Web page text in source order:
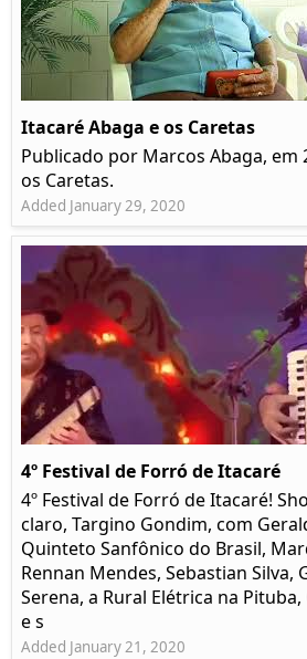
Itacaré Abaga e os Caretas
Publicado por Marcos Abaga, em
os Caretas.
Added January 29, 2020
4º Festival de Forró de Itacaré
4º Festival de Forró de Itacaré!
claro, Targino Gondim, com
Quinteto Sanfônico do Brasil,
Rennan Mendes, Sebastian Silva,
Serena, a Rural Elétrica na
e s
Added January 21, 2020